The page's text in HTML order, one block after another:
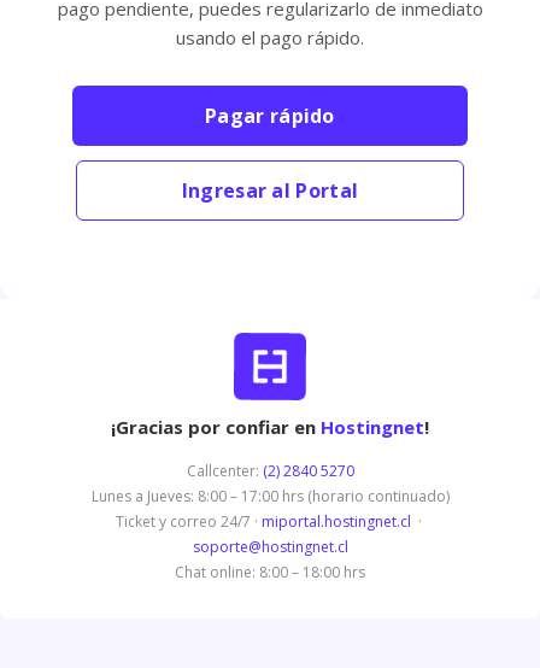
pago pendiente, puedes regularizarlo de inmediato
usando el pago rápido.
Pagar rápido
Ingresar al Portal
¡Gracias por confiar en Hostingnet!
Callcenter: (2) 2840 5270
Lunes a Jueves: 8:00 – 17:00 hrs (horario continuado)
Ticket y correo 24/7 · miportal.hostingnet.cl ·
soporte@hostingnet.cl
Chat online: 8:00 – 18:00 hrs